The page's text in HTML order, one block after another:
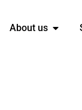
About us